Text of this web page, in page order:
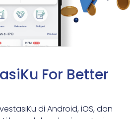
For Better
di Android, iOS, dan